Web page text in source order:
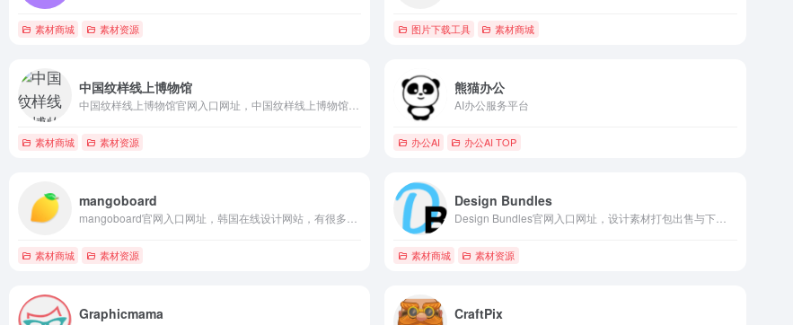
素材商城 素材资源 图片下载工具 素材商城
中国纹样线上博物馆
中国纹样线上博物馆官网入口网址，中国纹样线上博物馆，拥有非常多中国特色的矢量纹样素材，需要购买后才能使用
素材商城 素材资源
熊猫办公
AI办公服务平台
办公AI 办公AI TOP
mangoboard
素材商城 素材资源
Design Bundles
素材商城 素材资源
Graphicmama CraftPix